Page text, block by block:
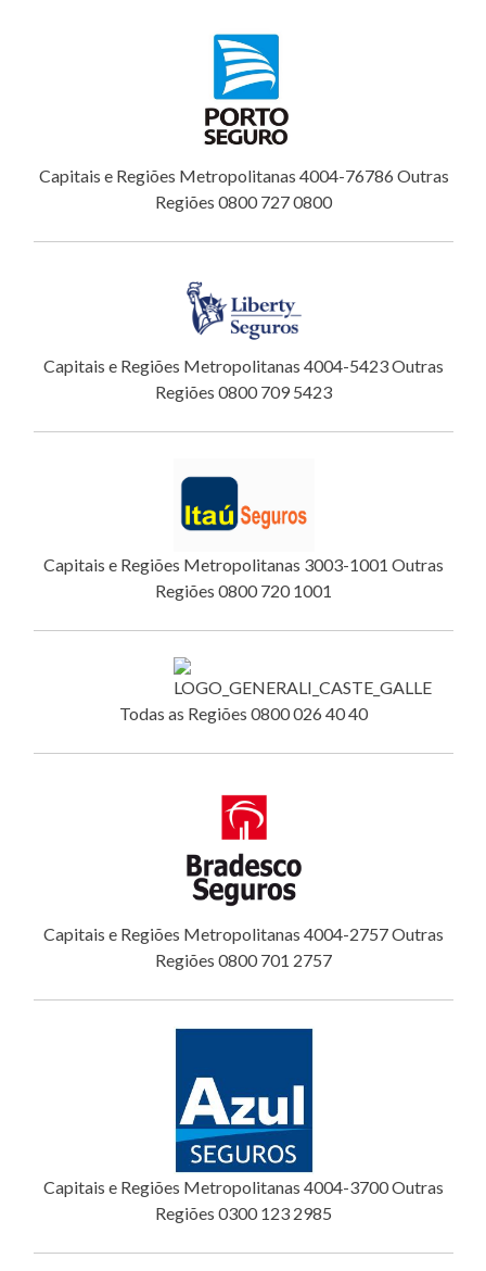
Capitais e Regiões Metropolitanas 4004-76786 Outras
Regiões 0800 727 0800
Capitais e Regiões Metropolitanas 4004-5423 Outras
Regiões 0800 709 5423
Capitais e Regiões Metropolitanas 3003-1001 Outras
Regiões 0800 720 1001
Todas as Regiões 0800 026 40 40
Capitais e Regiões Metropolitanas 4004-2757 Outras
Regiões 0800 701 2757
Capitais e Regiões Metropolitanas 4004-3700 Outras
Regiões 0300 123 2985